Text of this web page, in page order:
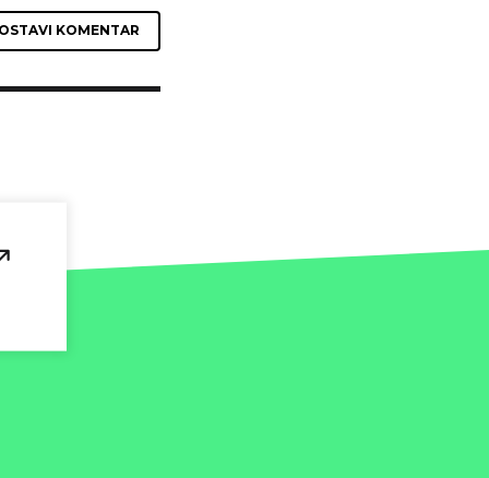
OSTAVI KOMENTAR